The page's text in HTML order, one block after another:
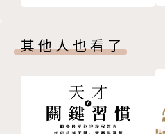
隊友」的心理。
那些人的應對進退之道，更
你便能日日如坐雲端，彈指
容易惱羞成怒的人有什麼心理
心中的客觀性整組壞光光
嬌氣太盛才會心懷不滿
覺得別人都應該瞭解自己
其他人也看了